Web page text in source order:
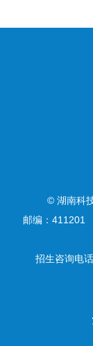
© 湖南科
邮编：411201
招生咨询电